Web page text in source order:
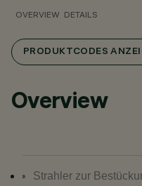
OVERVIEW DETAILS
PRODUKTCODES
Overview
Strahler zur